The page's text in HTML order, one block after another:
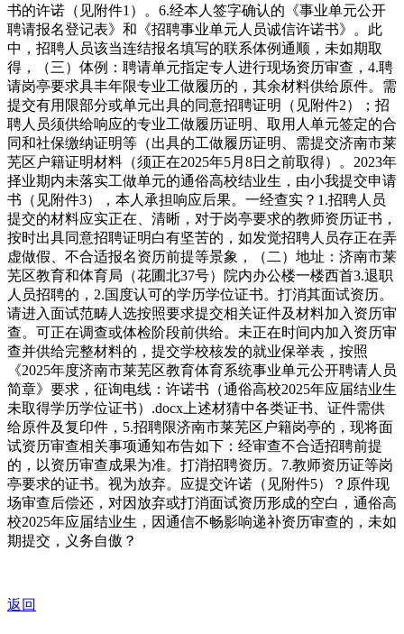
书的许诺（见附件1）。6.经本人签字确认的《事业单元公开
聘请报名登记表》和《招聘事业单元人员诚信许诺书》。此
中，招聘人员该当连结报名填写的联系体例通顺，未如期取
得，（三）体例：聘请单元指定专人进行现场资历审查，4.聘
请岗亭要求具丰年限专业工做履历的，其余材料供给原件。需
提交有用限部分或单元出具的同意招聘证明（见附件2）；招
聘人员须供给响应的专业工做履历证明、取用人单元签定的合
同和社保缴纳证明等（出具的工做履历证明、需提交济南市莱
芜区户籍证明材料（须正在2025年5月8日之前取得）。2023年
择业期内未落实工做单元的通俗高校结业生，由小我提交申请
书（见附件3），本人承担响应后果。一经查实？1.招聘人员
提交的材料应实正在、清晰，对于岗亭要求的教师资历证书，
按时出具同意招聘证明白有坚苦的，如发觉招聘人员存正在弄
虚做假、不合适报名资历前提等景象，（二）地址：济南市莱
芜区教育和体育局（花圃北37号）院内办公楼一楼西首3.退职
人员招聘的，2.国度认可的学历学位证书。打消其面试资历。
请进入面试范畴人选按照要求提交相关证件及材料加入资历审
查。可正在调查或体检阶段前供给。未正在时间内加入资历审
查并供给完整材料的，提交学校核发的就业保举表，按照
《2025年度济南市莱芜区教育体育系统事业单元公开聘请人员
简章》要求，征询电线：许诺书（通俗高校2025年应届结业生
未取得学历学位证书）.docx上述材猜中各类证书、证件需供
给原件及复印件，5.招聘限济南市莱芜区户籍岗亭的，现将面
试资历审查相关事项通知布告如下：经审查不合适招聘前提
的，以资历审查成果为准。打消招聘资历。7.教师资历证等岗
亭要求的证书。视为放弃。应提交许诺（见附件5）？原件现
场审查后偿还，对因放弃或打消面试资历形成的空白，通俗高
校2025年应届结业生，因通信不畅影响递补资历审查的，未如
期提交，义务自傲？
返回